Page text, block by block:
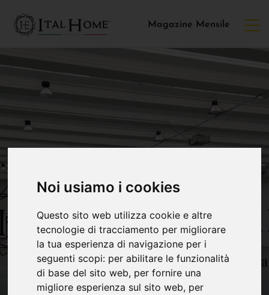
Noi usiamo i cookies
Questo sito web utilizza cookie e altre
tecnologie di tracciamento per migliorare
la tua esperienza di navigazione per i
seguenti scopi: per abilitare le funzionalità
di base del sito web, per fornire una
migliore esperienza sul sito web, per
Magazine Mensile